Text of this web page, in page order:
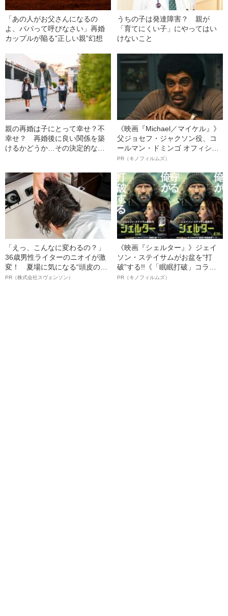
「あの人がお父さんになるの
よ、パパって呼びなさい」再婚
カップルが陥る”正しい親”幻想
うちの子は発達障害？ 親が
「育てにくい子」にやってはい
けないこと
親の再婚は子にとって幸せ？不
幸せ？ 再婚後に良い関係を築
けるかどうか…その決定的な分
《映画『Michael／マイケル』》
父ジョセフ・ジャクソン役、コ
ールマン・ドミンゴ オフィシャ
ルインタビュー“観客を魅了した
語る”《日本興収70億円突破》
PR（キノフィルムズ）
「えっ、こんなに変わるの？」
36歳男性ライターのニオイが激
変！ 夏場に気になる“頭皮のニ
オイ”や“ベタつき”を解消す
PR（株式会社スヴェンソン）
《映画『シェルター』》ジェイ
ソン・ステイサムがお盆を“打
破”する!!《「眠眠打破」コラ
ボ》
PR（キノフィルムズ）